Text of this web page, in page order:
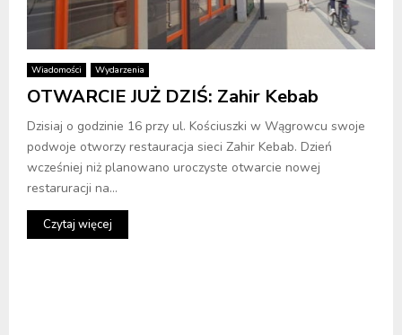
Wiadomości Wydarzenia
OTWARCIE JUŻ DZIŚ: Zahir Kebab
Dzisiaj o godzinie 16 przy ul. Kościuszki w Wągrowcu swoje
podwoje otworzy restauracja sieci Zahir Kebab. Dzień
wcześniej niż planowano uroczyste otwarcie nowej
restaruracji na...
Czytaj więcej